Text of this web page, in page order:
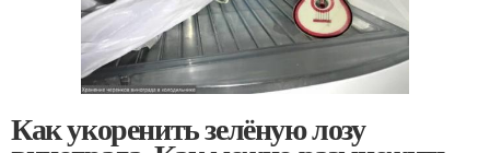
Как укоренить зелёную лозу